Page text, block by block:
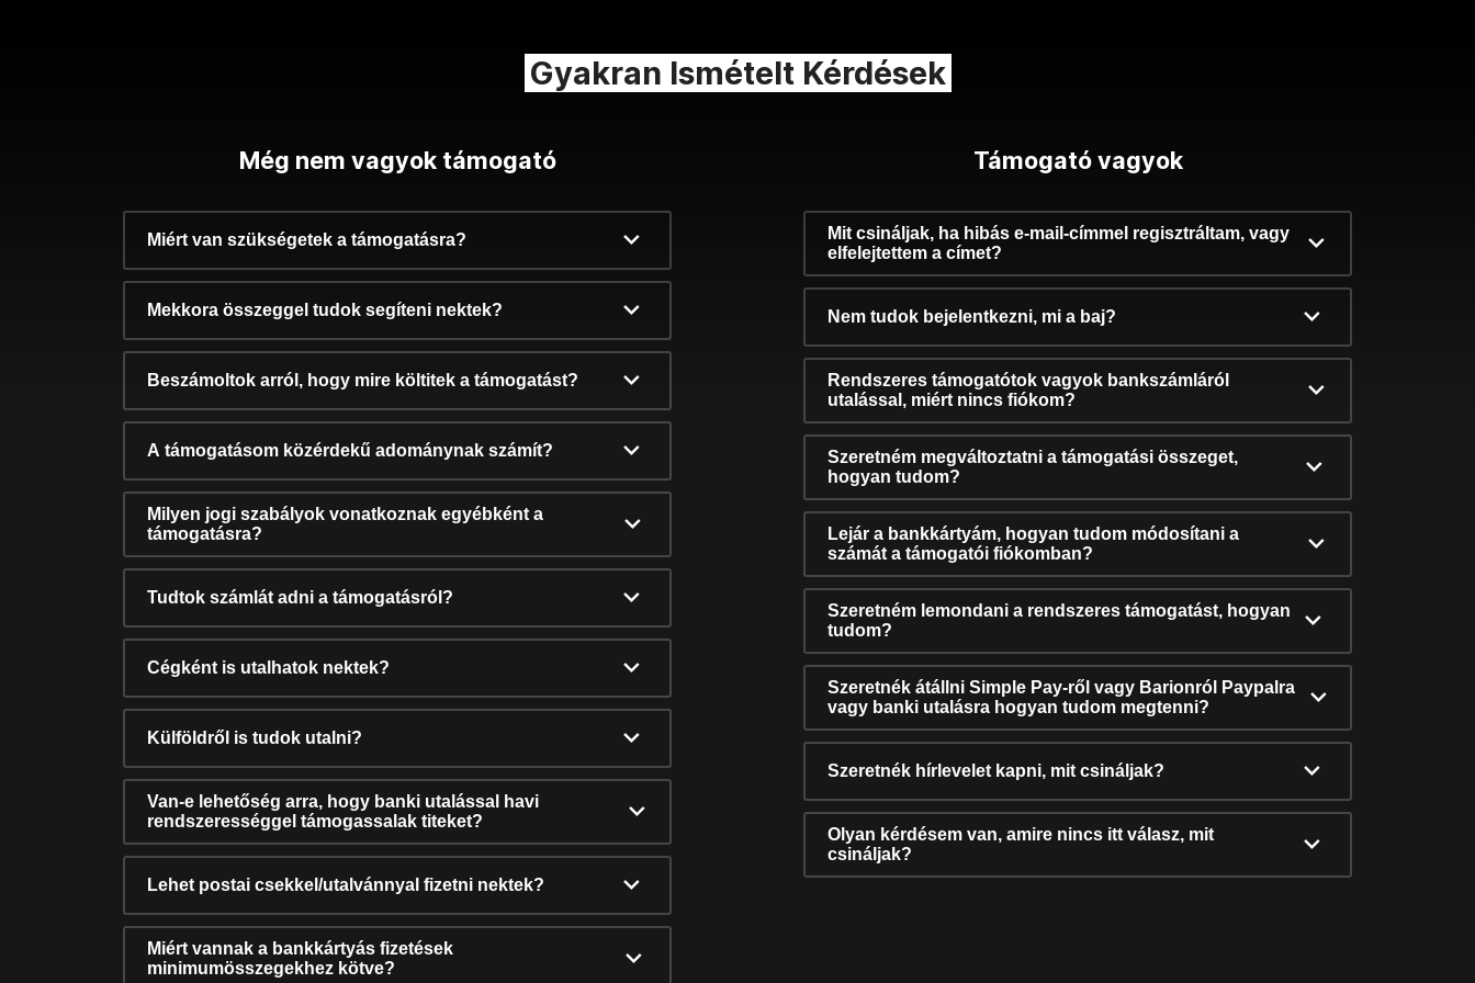
Gyakran Ismételt Kérdések
Még nem vagyok támogató
Miért van szükségetek a támogatásra?
Mekkora összeggel tudok segíteni nektek?
Beszámoltok arról, hogy mire költitek a támogatást?
A támogatásom közérdekű adománynak számít?
Milyen jogi szabályok vonatkoznak egyébként a
támogatásra?
Tudtok számlát adni a támogatásról?
Cégként is utalhatok nektek?
Külföldről is tudok utalni?
Van-e lehetőség arra, hogy banki utalással havi
rendszerességgel támogassalak titeket?
Lehet postai csekkel/utalvánnyal fizetni nektek?
Miért vannak a bankkártyás fizetések
minimumösszegekhez kötve?
Támogató vagyok
Mit csináljak, ha hibás e-mail-címmel regisztráltam, vagy
elfelejtettem a címet?
Nem tudok bejelentkezni, mi a baj?
Rendszeres támogatótok vagyok bankszámláról
utalással, miért nincs fiókom?
Szeretném megváltoztatni a támogatási összeget,
hogyan tudom?
Lejár a bankkártyám, hogyan tudom módosítani a
számát a támogatói fiókomban?
Szeretném lemondani a rendszeres támogatást, hogyan
tudom?
Szeretnék átállni Simple Pay-ről vagy Barionról Paypalra
vagy banki utalásra hogyan tudom megtenni?
Szeretnék hírlevelet kapni, mit csináljak?
Olyan kérdésem van, amire nincs itt válasz, mit
csináljak?